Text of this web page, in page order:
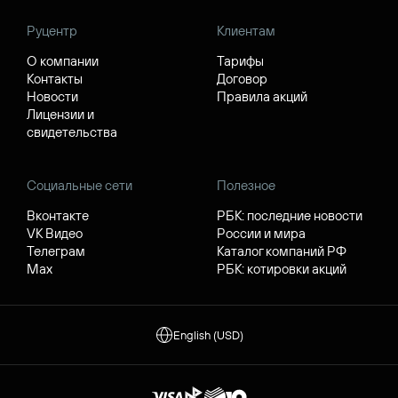
Руцентр
О компании
Контакты
Новости
Лицензии и
свидетельства
Клиентам
Тарифы
Договор
Правила акций
Социальные сети
Вконтакте
VK Видео
Телеграм
Max
Полезное
РБК: последние новости
России и мира
Каталог компаний РФ
РБК: котировки акций
English (USD)